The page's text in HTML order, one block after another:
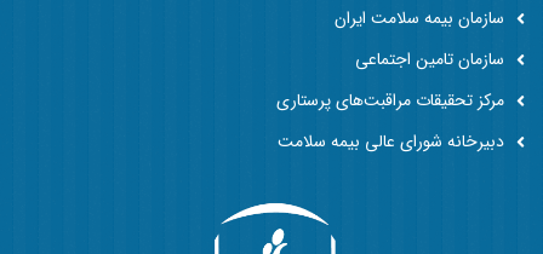
سازمان بیمه سلامت ایران
سازمان تامین اجتماعی
مرکز تحقیقات مراقبت‌های پرستاری
دبیرخانه شورای عالی بیمه سلامت